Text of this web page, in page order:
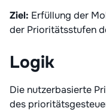
Ziel: Erfüllung der
der Prioritätsstufen
Logik
Die nutzerbasierte
des